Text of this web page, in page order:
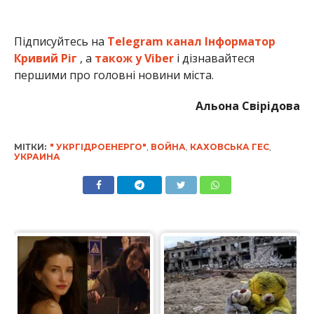
Підписуйтесь на Telegram канал Інформатор
Кривий Ріг , а також у Viberі дізнавайтеся
першими про головні новини міста.
Альона Свірідова
МІТКИ: " УКРГІДРОЕНЕРГО" ВОЙНА КАХОВСЬКА ГЕС,
УКРАИНА